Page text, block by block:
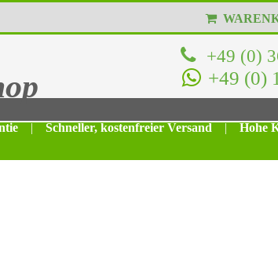
+49 (0)
+49 (0)
| Schneller, kostenfreier Versand |
Hohe